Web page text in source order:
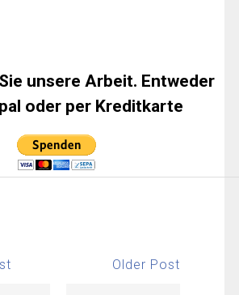
unsere Arbeit. Entweder
oder per Kreditkarte
Older Post